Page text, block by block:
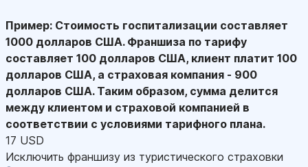
Пример: Стоимость госпитализации составляет
1000 долларов США. Франшиза по тарифу
составляет 100 долларов США, клиент платит 100
долларов США, а страховая компания - 900
долларов США. Таким образом, сумма делится
между клиентом и страховой компанией в
соответствии с условиями тарифного плана.
17 USD
Исключить франшизу из туристического страховки